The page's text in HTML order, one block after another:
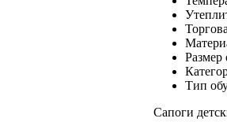
Размер
Тип
Cапоги